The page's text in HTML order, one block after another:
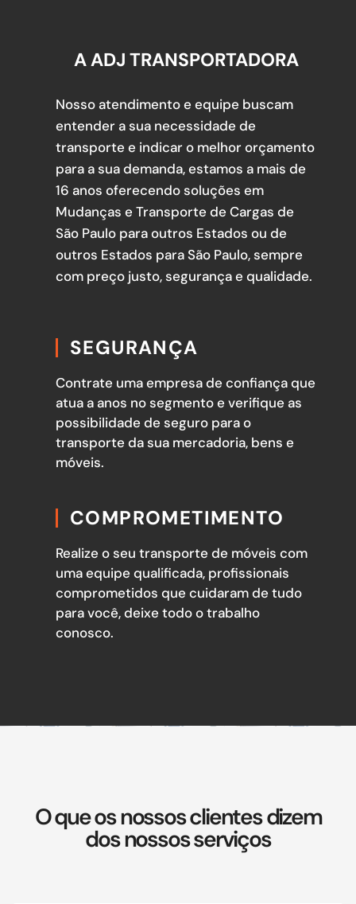
A ADJ TRANSPORTADORA
Nosso atendimento e equipe buscam
entender a sua necessidade de
transporte e indicar o melhor orçamento
para a sua demanda, estamos a mais de
16 anos oferecendo soluções em
Mudanças e Transporte de Cargas de
São Paulo para outros Estados ou de
outros Estados para São Paulo, sempre
com preço justo, segurança e qualidade.
SEGURANÇA
Contrate uma empresa de confiança que
atua a anos no segmento e verifique as
possibilidade de seguro para o
transporte da sua mercadoria, bens e
móveis.
COMPROMETIMENTO
Realize o seu transporte de móveis com
uma equipe qualificada, profissionais
comprometidos que cuidaram de tudo
para você, deixe todo o trabalho
conosco.
O que os nossos clientes dizem
dos nossos serviços